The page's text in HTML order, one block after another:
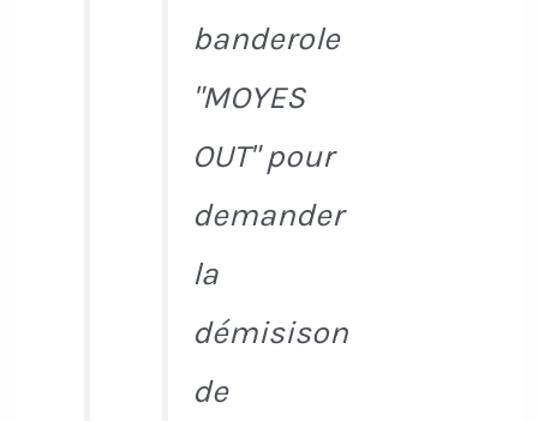
banderole
"MOYES
OUT" pour
demander
la
démisison
de